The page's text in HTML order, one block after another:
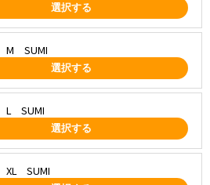
選択する
M SUMI
選択する
L SUMI
選択する
XL SUMI